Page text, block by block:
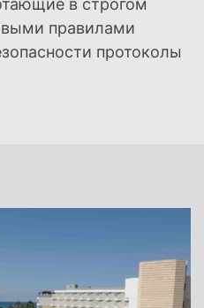
в строгом
правилами
протоколы